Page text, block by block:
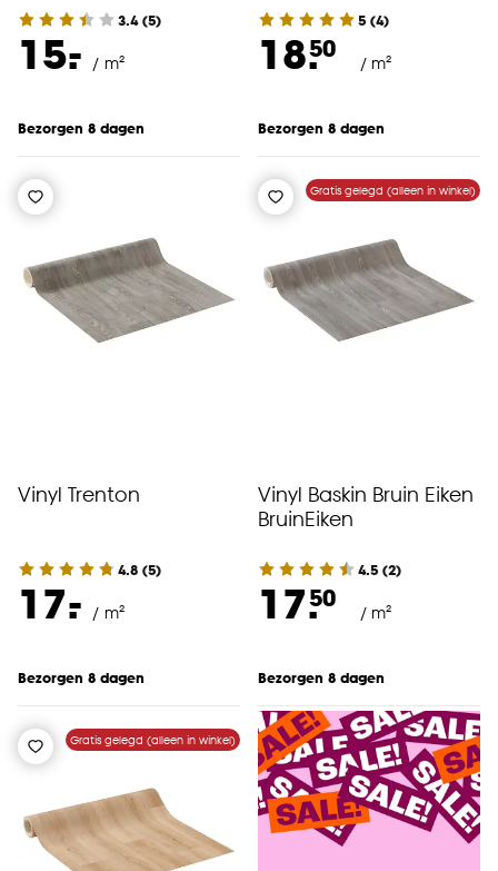
3.4(5)
15.
- / m²
Bezorgen 8 dagen
5 (4)
18.50
/ m²
Bezorgen 8 dagen
Vinyl Trenton
4.8 (5)
17.
- / m²
Bezorgen 8 dagen
Gratis gelegd (alleen in winkel)
Vinyl Baskin Bruin Eiken
BruinEiken
4.5 (2)
17.50
/ m²
Bezorgen 8 dagen
Gratis gelegd (alleen in winkel)